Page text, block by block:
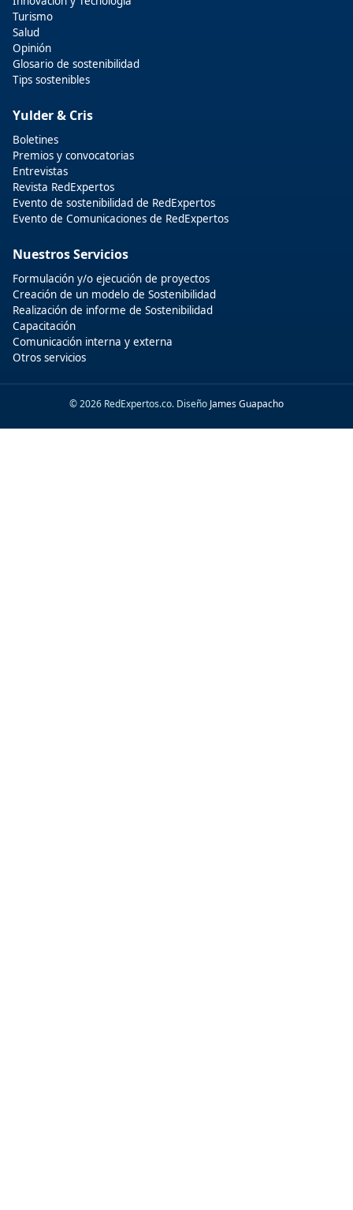
Turismo
Salud
Opinión
Glosario de sostenibilidad
Tips sostenibles
Yulder & Cris
Boletines
Premios y convocatorias
Entrevistas
Revista RedExpertos
Evento de sostenibilidad de RedExpertos
Evento de Comunicaciones de RedExpertos
Nuestros Servicios
Formulación y/o ejecución de proyectos
Creación de un modelo de Sostenibilidad
Realización de informe de Sostenibilidad
Capacitación
Comunicación interna y externa
Otros servicios
© 2026 RedExpertos.co. Diseño James Guapacho